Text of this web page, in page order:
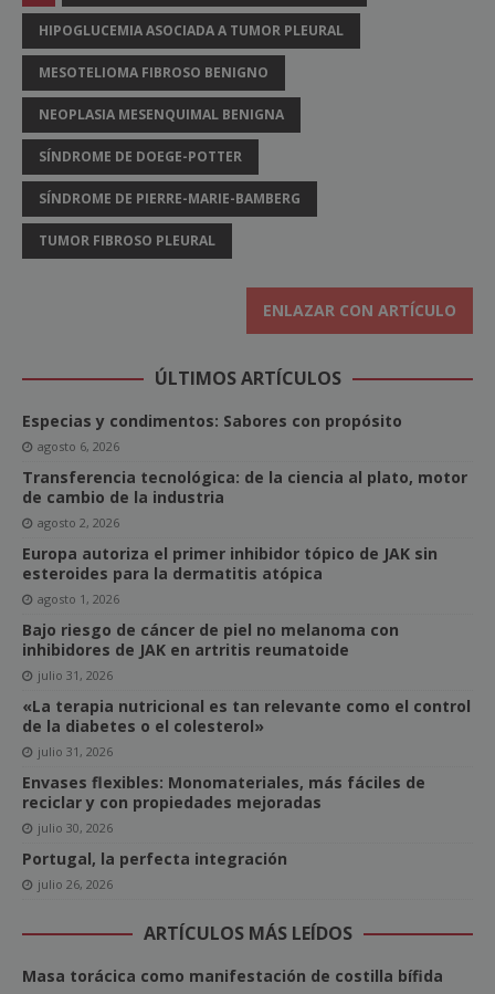
HIPOGLUCEMIA ASOCIADA A TUMOR PLEURAL
MESOTELIOMA FIBROSO BENIGNO
NEOPLASIA MESENQUIMAL BENIGNA
SÍNDROME DE DOEGE-POTTER
SÍNDROME DE PIERRE-MARIE-BAMBERG
TUMOR FIBROSO PLEURAL
ENLAZAR CON ARTÍCULO
ÚLTIMOS ARTÍCULOS
Especias y condimentos: Sabores con propósito
agosto 6, 2026
Transferencia tecnológica: de la ciencia al plato, motor
de cambio de la industria
agosto 2, 2026
Europa autoriza el primer inhibidor tópico de JAK sin
esteroides para la dermatitis atópica
agosto 1, 2026
Bajo riesgo de cáncer de piel no melanoma con
inhibidores de JAK en artritis reumatoide
julio 31, 2026
«La terapia nutricional es tan relevante como el control
de la diabetes o el colesterol»
julio 31, 2026
Envases flexibles: Monomateriales, más fáciles de
reciclar y con propiedades mejoradas
julio 30, 2026
Portugal, la perfecta integración
julio 26, 2026
ARTÍCULOS MÁS LEÍDOS
Masa torácica como manifestación de costilla bífida